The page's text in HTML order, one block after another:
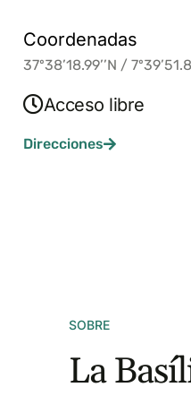
Coordenadas
37º38’18.99’’N /
Acceso libre
Direcciones
SOBRE
La